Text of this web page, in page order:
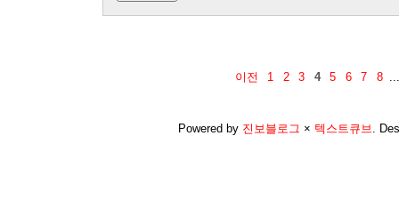
이전 1 2 3 4 5 6 7 8
Powered by 진보블로그 × 텍스트큐브